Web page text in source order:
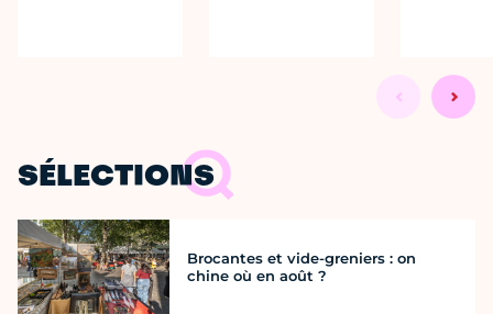
SÉLECTIONS
Brocantes et vide-greniers : on
chine où en août ?